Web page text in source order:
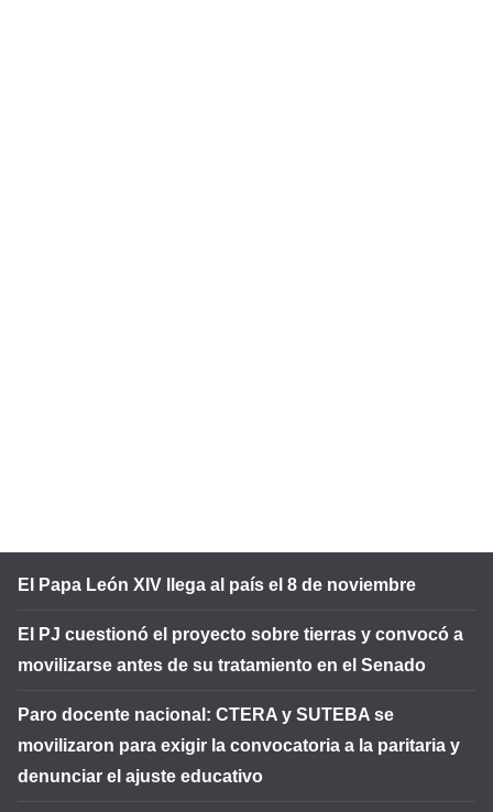
El Papa León XIV llega al país el 8 de noviembre
El PJ cuestionó el proyecto sobre tierras y convocó a
movilizarse antes de su tratamiento en el Senado
Paro docente nacional: CTERA y SUTEBA se
movilizaron para exigir la convocatoria a la paritaria y
denunciar el ajuste educativo